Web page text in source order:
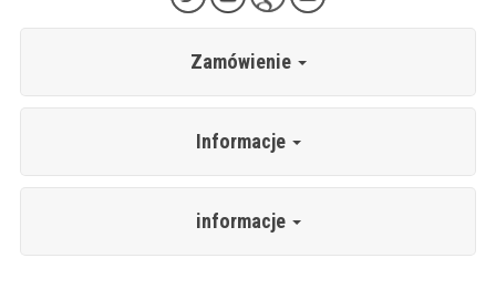
Zamówienie
Informacje
informacje